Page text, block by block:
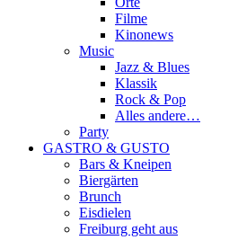
Filme
Kinonews
Music
Jazz & Blues
Klassik
Rock & Pop
Alles andere…
Party
GASTRO & GUSTO
Bars & Kneipen
Biergärten
Brunch
Eisdielen
Freiburg geht aus